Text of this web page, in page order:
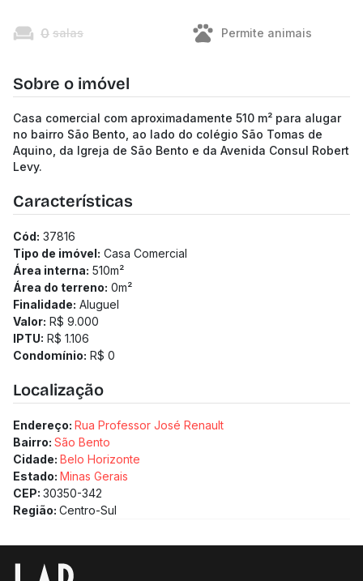
0 salas Permite animais
Sobre o imóvel
Casa comercial com aproximadamente 510 m² para alugar
no bairro São Bento, ao lado do colégio São Tomas de
Aquino, da Igreja de São Bento e da Avenida Consul Robert
Levy.
Características
Cód: 37816
Tipo de imóvel: Casa Comercial
Área interna: 510m²
Área do terreno: 0m²
Finalidade: Aluguel
Valor: R$ 9.000
IPTU: R$ 1.106
Condomínio: R$ 0
Localização
Endereço: Rua Professor José Renault
Bairro: São Bento
Cidade: Belo Horizonte
Estado: Minas Gerais
CEP: 30350-342
Região: Centro-Sul